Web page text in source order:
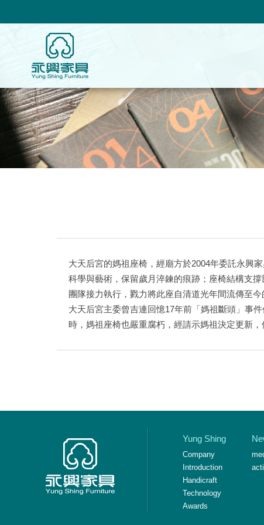
大天后宮的媽祖座椅，經廟方於2004年委託永興
科學與藝術，保留歲月淬鍊的痕跡；座椅結構支
團隊接力執行，戮力將此座自清道光年間流傳至今
大天后宮主委曾吉連回憶17年前「媽祖斷頭」事
時，媽祖座椅也嚴重腐朽，經請示媽祖決定更新
Yung Shing
Company
Introduction
Handicraft
Technology
Awards